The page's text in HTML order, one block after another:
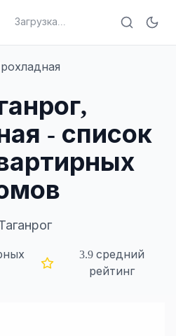
Загрузка...
- список
3.9 средний
рейтинг